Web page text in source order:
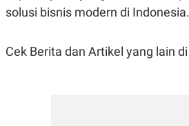
solusi bisnis modern di Indonesia.
Cek Berita dan Artikel yang lain di